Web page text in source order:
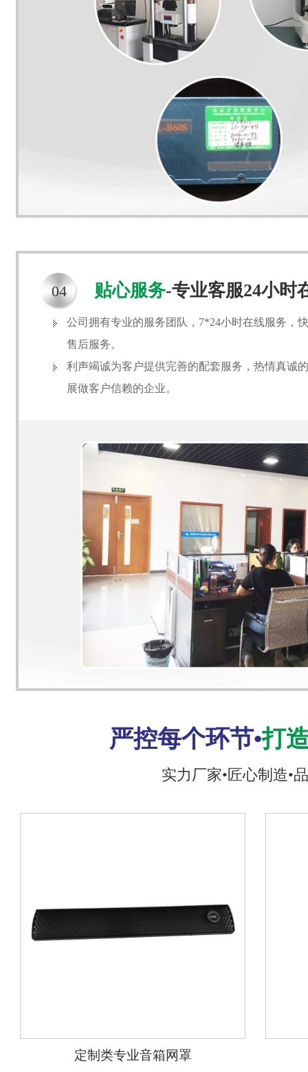
04 贴心服务-专业客服24小时
公司拥有专业的服务团队，7*24小时在线服务，
售后服务。
利声竭诚为客户提供完善的配套服务，热情真诚
展做客户信赖的企业。
严控每个环节•打
实力厂家•匠心制造•
定制类专业音箱网罩